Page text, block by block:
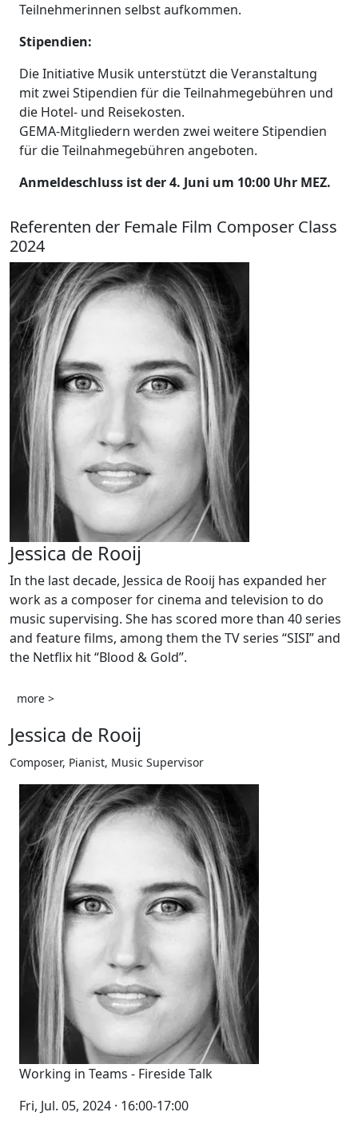
Teilnehmerinnen selbst aufkommen.
Stipendien:
Die Initiative Musik unterstützt die Veranstaltung
mit zwei Stipendien für die Teilnahmegebühren und
die Hotel- und Reisekosten.
GEMA-Mitgliedern werden zwei weitere Stipendien
für die Teilnahmegebühren angeboten.
Anmeldeschluss ist der 4. Juni um 10:00 Uhr MEZ.
Referenten der Female Film Composer Class
2024
Jessica de Rooij
In the last decade, Jessica de Rooij has expanded her
work as a composer for cinema and television to do
music supervising. She has scored more than 40 series
and feature films, among them the TV series “SISI” and
the Netflix hit “Blood & Gold”.
more >
Jessica de Rooij
Composer, Pianist, Music Supervisor
Working in Teams - Fireside Talk
Fri, Jul. 05, 2024 · 16:00-17:00